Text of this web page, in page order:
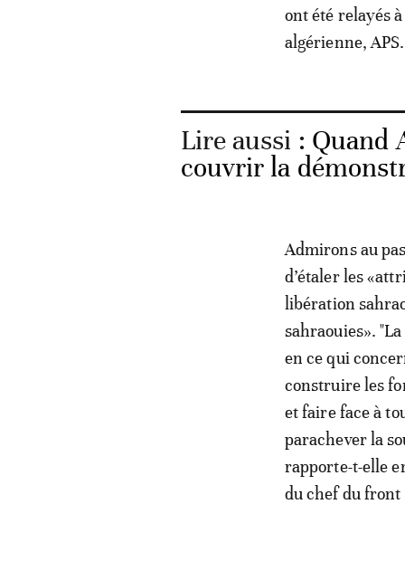
ont été relayés
algérienne, APS.
Lire aussi : Quand
couvrir la
Admirons au
d’étaler les
libération
sahraouies».
en ce qui
construire les
et faire face à
parachever la
rapporte-t-elle
du chef du front